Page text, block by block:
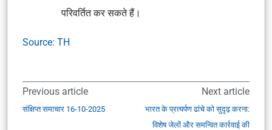
परिवर्तित कर सकते हैं।
Source: TH
Previous article
संक्षिप्त समाचार 16-10-2025
Next article
भारत के प्रत्यर्पण ढांचे को सुदृढ़ करना:
विशेष जेलों और समन्वित कार्रवाई की